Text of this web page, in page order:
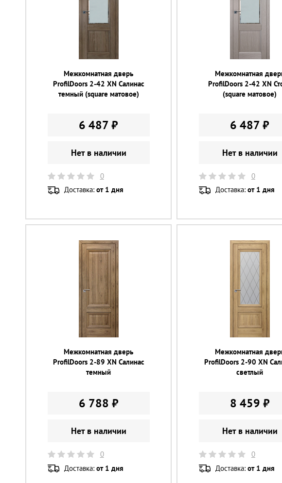
Межкомнатная дверь
ProfilDoors 2-42 XN Салинас
темный (square матовое)
6 487 ₽
Нет в наличии
0
Доставка: от 1 дня
Межкомнатная
ProfilDoors 2-42 XN
(square матовое)
6 487 ₽
Нет в наличии
0
Доставка: от 1 дня
Межкомнатная дверь
ProfilDoors 2-89 XN Салинас
темный
6 788 ₽
Нет в наличии
0
Доставка: от 1 дня
Межкомнатная
ProfilDoors 2-90 XN
светлый
8 459 ₽
Нет в наличии
0
Доставка: от 1 дня